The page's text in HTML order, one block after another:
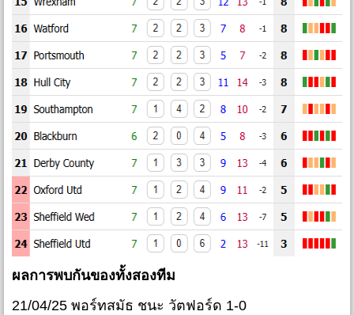
ผลการพบกันของทั้งสองทีม
21/04/25 พอร์ทสมัธ ชนะ วัตฟอร์ด 1-0